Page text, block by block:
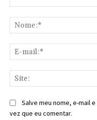
Salve meu nome, e-mail
vez que eu comentar.